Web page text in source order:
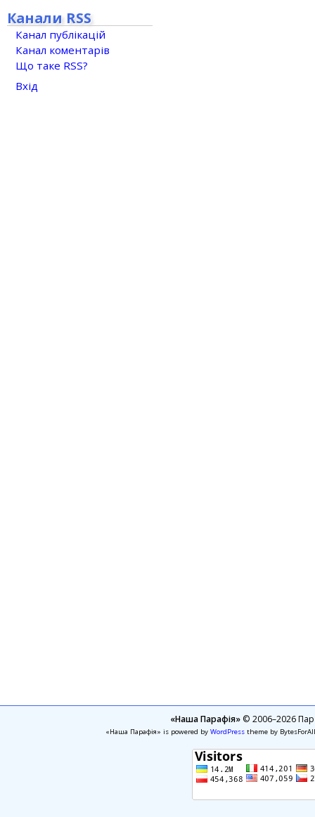
Канали RSS
Канал публікацій
Канал коментарів
Що таке RSS?
Вхід
«Наша Парафія»© 2006–2026
«Наша Парафія» is powered by WordPresstheme by